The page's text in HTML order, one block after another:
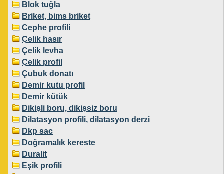
Blok tuğla
Briket, bims briket
Cephe profili
Çelik hasır
Çelik levha
Çelik profil
Çubuk donatı
Demir kutu profil
Demir kütük
Dikişli boru, dikişsiz boru
Dilatasyon profili, dilatasyon derzi
Dkp sac
Doğramalık kereste
Duralit
Eşik profili